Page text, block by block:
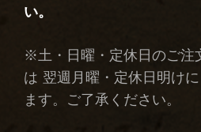
い。
※土・日曜・定休日のご注
は 翌週月曜・定休日明け
ます。ご了承ください。